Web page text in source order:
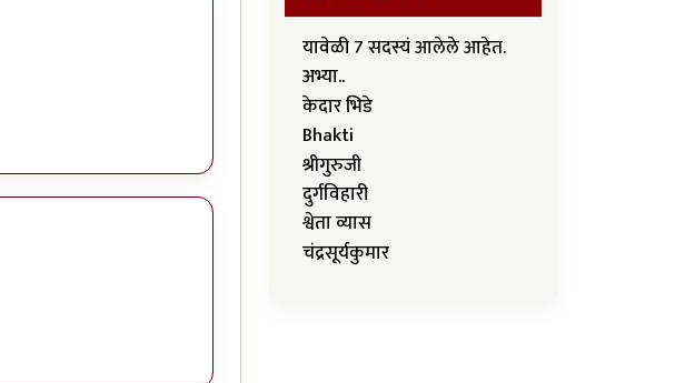
यावेळी 7 सदस्यं आलेले आहेत.
अभ्या..
केदार भिडे
Bhakti
श्रीगुरुजी
दुर्गविहारी
श्वेता व्यास
चंद्रसूर्यकुमार